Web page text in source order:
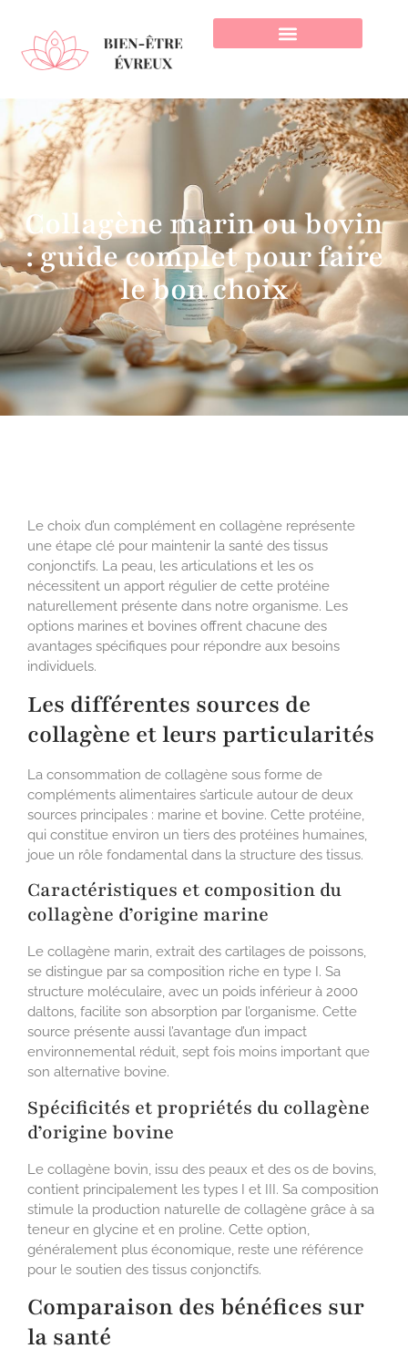
Collagène marin ou bovin
: guide complet pour faire
le bon choix
Le choix d’un complément en collagène représente
une étape clé pour maintenir la santé des tissus
conjonctifs. La peau, les articulations et les os
nécessitent un apport régulier de cette protéine
naturellement présente dans notre organisme. Les
options marines et bovines offrent chacune des
avantages spécifiques pour répondre aux besoins
individuels.
Les différentes sources de
collagène et leurs particularités
La consommation de collagène sous forme de
compléments alimentaires s’articule autour de deux
sources principales : marine et bovine. Cette protéine,
qui constitue environ un tiers des protéines humaines,
joue un rôle fondamental dans la structure des tissus.
Caractéristiques et composition du
collagène d’origine marine
Le collagène marin, extrait des cartilages de poissons,
se distingue par sa composition riche en type I. Sa
structure moléculaire, avec un poids inférieur à 2000
daltons, facilite son absorption par l’organisme. Cette
source présente aussi l’avantage d’un impact
environnemental réduit, sept fois moins important que
son alternative bovine.
Spécificités et propriétés du collagène
d’origine bovine
Le collagène bovin, issu des peaux et des os de bovins,
contient principalement les types I et III. Sa composition
stimule la production naturelle de collagène grâce à sa
teneur en glycine et en proline. Cette option,
généralement plus économique, reste une référence
pour le soutien des tissus conjonctifs.
Comparaison des bénéfices sur
la santé